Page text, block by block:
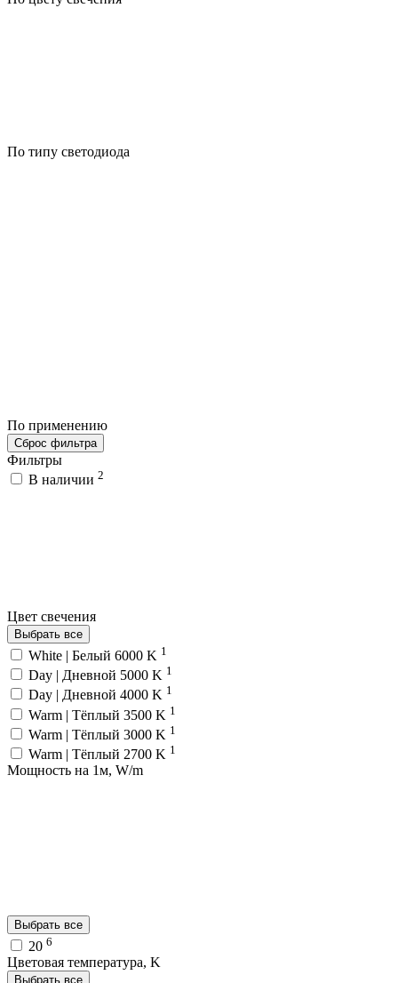
По типу светодиода
По применению
Сброс фильтра
Фильтры
В наличии 2
Цвет свечения
Выбрать все
White | Белый 6000 K 1
Day | Дневной 5000 K 1
Day | Дневной 4000 K 1
Warm | Тёплый 3500 K 1
Warm | Тёплый 3000 K 1
Warm | Тёплый 2700 K 1
Мощность на 1м, W/m
Выбрать все
20 6
Цветовая температура, K
Выбрать все